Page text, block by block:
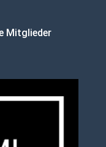
Mitglieder